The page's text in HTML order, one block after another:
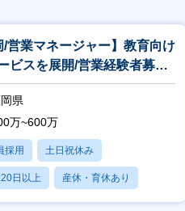
/営業マネージャー】教育向け
ビスを展開/営業経験者募集
就活生の70％以上が利用の
県
万~600万
採用 土日祝休み
日以上 産休・育休あり